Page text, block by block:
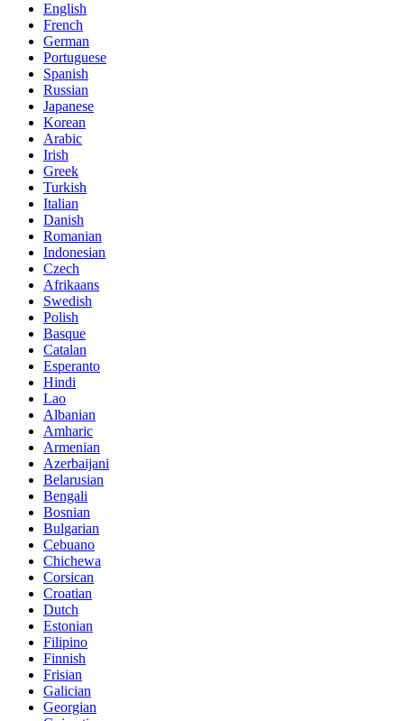
English
French
German
Portuguese
Spanish
Russian
Japanese
Korean
Arabic
Irish
Greek
Turkish
Italian
Danish
Romanian
Indonesian
Czech
Afrikaans
Swedish
Polish
Basque
Catalan
Esperanto
Hindi
Lao
Albanian
Amharic
Armenian
Azerbaijani
Belarusian
Bengali
Bosnian
Bulgarian
Cebuano
Chichewa
Corsican
Croatian
Dutch
Estonian
Filipino
Finnish
Frisian
Galician
Georgian